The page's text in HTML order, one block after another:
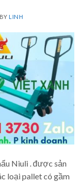
BYLINH
Niuli . được sản
loại pallet có gầm